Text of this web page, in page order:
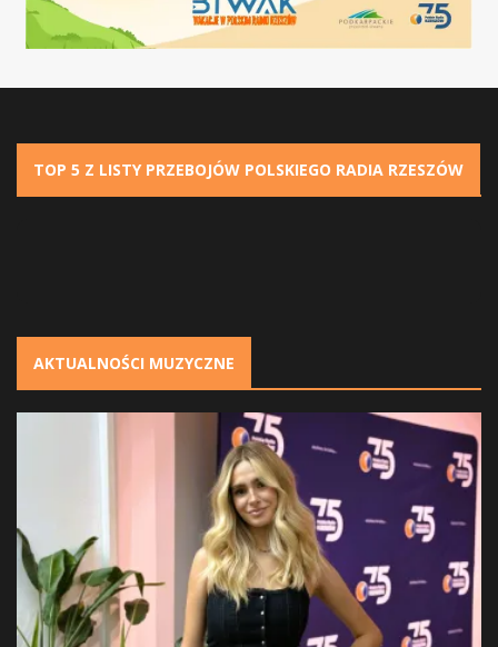
TOP 5 Z LISTY PRZEBOJÓW POLSKIEGO RADIA RZESZÓW
AKTUALNOŚCI MUZYCZNE